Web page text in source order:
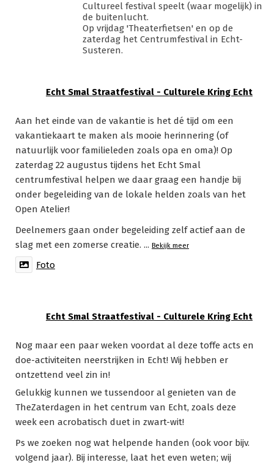
Cultureel festival speelt (waar mogelijk) in
de buitenlucht.
Op vrijdag 'Theaterfietsen' en op de
zaterdag het Centrumfestival in Echt-
Susteren.
Echt Smal Straatfestival - Culturele Kring Echt
Aan het einde van de vakantie is het dé tijd om een
vakantiekaart te maken als mooie herinnering (of
natuurlijk voor familieleden zoals opa en oma)! Op
zaterdag 22 augustus tijdens het Echt Smal
centrumfestival helpen we daar graag een handje bij
onder begeleiding van de lokale helden zoals van het
Open Atelier!
Deelnemers gaan onder begeleiding zelf actief aan de
slag met een zomerse creatie. ... Bekijk meer
Foto
Echt Smal Straatfestival - Culturele Kring Echt
Nog maar een paar weken voordat al deze toffe acts en
doe-activiteiten neerstrijken in Echt! Wij hebben er
ontzettend veel zin in!
Gelukkig kunnen we tussendoor al genieten van de
TheZaterdagen in het centrum van Echt, zoals deze
week een acrobatisch duet in zwart-wit!
Ps we zoeken nog wat helpende handen (ook voor bijv.
volgend jaar). Bij interesse, laat het even weten; wij